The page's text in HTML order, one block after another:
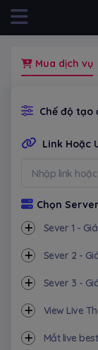
Mua dịch vụ
Chế độ tạo
Link Hoặc
Chọn
Sever 1 -
Sever 2 -
Sever 3 -
View Live
Mắt live